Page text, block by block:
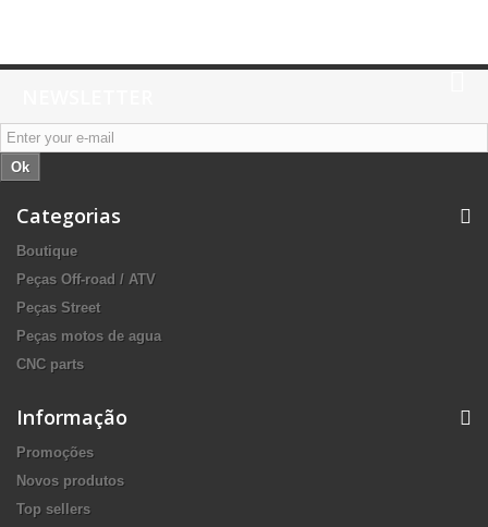
Ok
Categorias
Boutique
Peças Off-road / ATV
Peças Street
Peças motos de agua
CNC parts
Informação
Promoções
Novos produtos
Top sellers